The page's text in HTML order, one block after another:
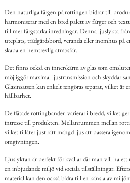
Den naturliga färgen på rottingen bidrar till
harmoniserar med en bred palett av färger och
till mer färgstarka inredningar. Denna ljuslykta
uteplats, trädgårdsbord, veranda eller inomhus på
skapa en hemtrevlig atmosfär.
Det finns också en innerskärm av glas som
möjliggör maximal ljustransmission och skyddar
Glasinsatsen kan enkelt rengöras separat, vilket är
hållbarhet.
De flätade rottingbanden varierar i bredd, vilket
intresse till produkten. Mellanrummen mellan
vilket tillåter just rätt mängd ljus att passera
omgivningen.
Ljuslyktan är perfekt för kvällar där man vill ha ett
en inbjudande miljö vid sociala tillställningar.
material kan den också bidra till en känsla av